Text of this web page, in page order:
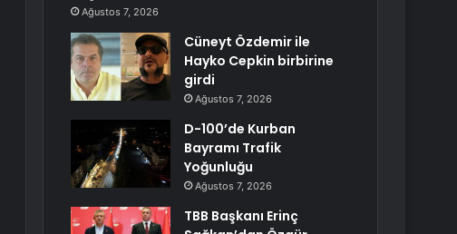
Ağustos 7, 2026
Cüneyt Özdemir ile
Hayko Cepkin birbirine
girdi
Ağustos 7, 2026
D-100’de Kurban
Bayramı Trafik
Yoğunluğu
Ağustos 7, 2026
TBB Başkanı Erinç